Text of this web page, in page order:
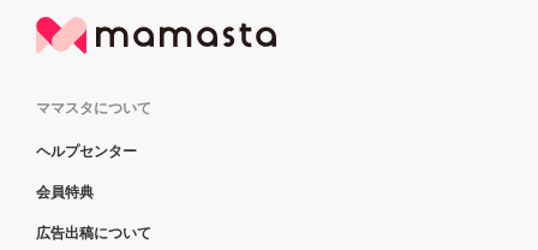
ママスタについて
ヘルプセンター
会員特典
広告出稿について